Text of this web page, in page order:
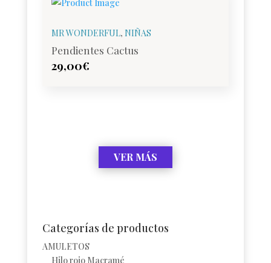
MR WONDERFUL, NIÑAS
Pendientes Cactus
29,00€
VER MÁS
Categorías de productos
AMULETOS
Hilo rojo Macramé